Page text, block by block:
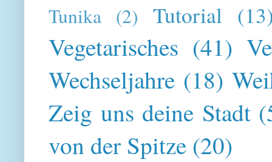
Tunika (2) Tutorial
Vegetarisches (41)
Wechseljahre (18)
Zeig uns deine Stadt
von der Spitze (20)